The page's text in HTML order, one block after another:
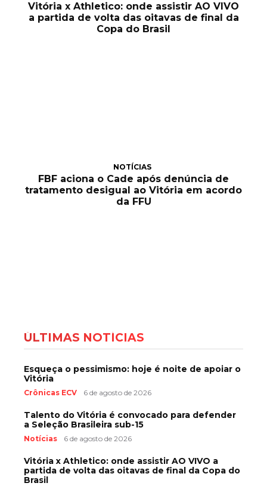
Vitória x Athletico: onde assistir AO VIVO
a partida de volta das oitavas de final da
Copa do Brasil
NOTÍCIAS
FBF aciona o Cade após denúncia de
tratamento desigual ao Vitória em acordo
da FFU
ÚLTIMAS NOTÍCIAS
Esqueça o pessimismo: hoje é noite de apoiar o
Vitória
Crônicas ECV 6 de agosto de 2026
Talento do Vitória é convocado para defender
a Seleção Brasileira sub-15
Notícias 6 de agosto de 2026
Vitória x Athletico: onde assistir AO VIVO a
partida de volta das oitavas de final da Copa do
Brasil